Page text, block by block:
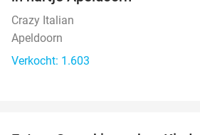
Crazy Italian
Apeldoorn
Verkocht: 1.603